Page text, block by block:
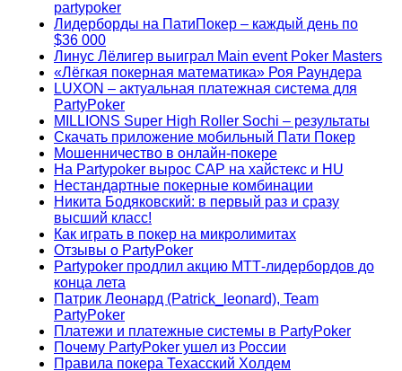
partypoker
Лидерборды на ПатиПокер – каждый день по
$36 000
Линус Лёлигер выиграл Main event Poker Masters
«Лёгкая покерная математика» Роя Раундера
LUXON – актуальная платежная система для
PartyPoker
MILLIONS Super High Roller Sochi – результаты
Скачать приложение мобильный Пати Покер
Мошенничество в онлайн-покере
На Partypoker вырос CAP на хайстекс и HU
Нестандартные покерные комбинации
Никита Бодяковский: в первый раз и сразу
высший класс!
Как играть в покер на микролимитах
Отзывы о PartyPoker
Partypoker продлил акцию МТТ-лидербордов до
конца лета
Патрик Леонард (Patrick_leonard), Team
PartyPoker
Платежи и платежные системы в PartyPoker
Почему PartyPoker ушел из России
Правила покера Техасский Холдем